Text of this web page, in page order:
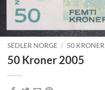
SEDLER NORGE / 50 KRONER
50 Kroner 2005